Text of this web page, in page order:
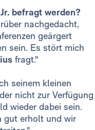
befragt werden?
nachgedacht,
geärgert
sein. Es stört mich
fragt."
seinem kleinen
nicht zur Verfügung
wieder dabei sein.
gut erholt und wir